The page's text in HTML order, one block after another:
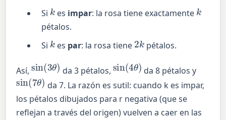
Si k es impar: la rosa tiene exactamente k
pétalos.
Si k es par: la rosa tiene 2k pétalos.
Así,
sin(3θ)
da 3 pétalos,
sin(4θ)
da 8 pétalos y
sin(7θ)
da 7. La razón es sutil: cuando k es impar,
los pétalos dibujados para r negativa (que se
reflejan a través del origen) vuelven a caer en las